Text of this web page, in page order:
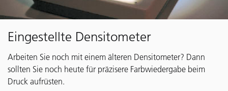
Eingestellte Densitometer
Arbeiten Sie noch mit einem älteren Densitometer? Dann
sollten Sie noch heute für präzisere Farbwiedergabe beim
Druck aufrüsten.